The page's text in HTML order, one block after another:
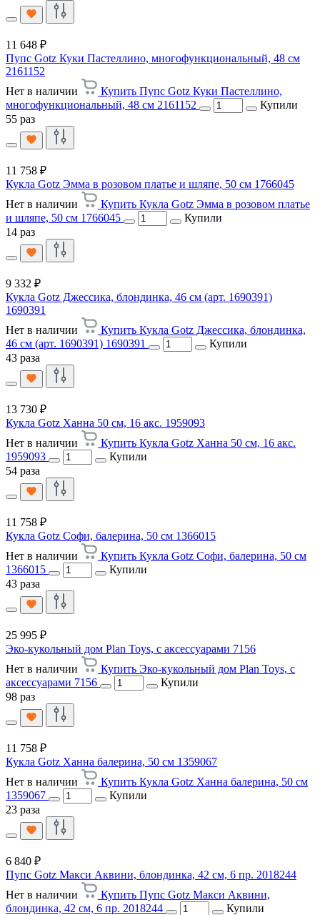
11 648 ₽
Пупс Gotz Куки Пастеллино, многофункциональный, 48 см
2161152
Нет в наличии
Купить Пупс Gotz Куки Пастеллино,
многофункциональный, 48 см 2161152
Купили
55 раз
11 758 ₽
Кукла Gotz Эмма в розовом платье и шляпе, 50 см 1766045
Нет в наличии
Купить Кукла Gotz Эмма в розовом платье
и шляпе, 50 см 1766045
Купили
14 раз
9 332 ₽
Кукла Gotz Джессика, блондинка, 46 см (арт. 1690391)
1690391
Нет в наличии
Купить Кукла Gotz Джессика, блондинка,
46 см (арт. 1690391) 1690391
Купили
43 раза
13 730 ₽
Кукла Gotz Ханна 50 см, 16 акс. 1959093
Нет в наличии
Купить Кукла Gotz Ханна 50 см, 16 акс.
1959093
Купили
54 раза
11 758 ₽
Кукла Gotz Софи, балерина, 50 см 1366015
Нет в наличии
Купить Кукла Gotz Софи, балерина, 50 см
1366015
Купили
43 раза
25 995 ₽
Эко-кукольный дом Plan Toys, с аксессуарами 7156
Нет в наличии
Купить Эко-кукольный дом Plan Toys, с
аксессуарами 7156
Купили
98 раз
11 758 ₽
Кукла Gotz Ханна балерина, 50 см 1359067
Нет в наличии
Купить Кукла Gotz Ханна балерина, 50 см
1359067
Купили
23 раза
6 840 ₽
Пупс Gotz Макси Аквини, блондинка, 42 см, 6 пр. 2018244
Нет в наличии
Купить Пупс Gotz Макси Аквини,
блондинка, 42 см, 6 пр. 2018244
Купили